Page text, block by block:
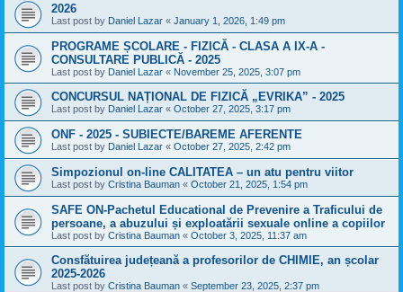
2026
Last post by Daniel Lazar « January 1, 2026, 1:49 pm
PROGRAME ȘCOLARE - FIZICĂ - CLASA A IX-A -
CONSULTARE PUBLICĂ - 2025
Last post by Daniel Lazar « November 25, 2025, 3:07 pm
CONCURSUL NAȚIONAL DE FIZICĂ „EVRIKA” - 2025
Last post by Daniel Lazar « October 27, 2025, 3:17 pm
ONF - 2025 - SUBIECTE/BAREME AFERENTE
Last post by Daniel Lazar « October 27, 2025, 2:42 pm
Simpozionul on-line CALITATEA – un atu pentru viitor
Last post by Cristina Bauman « October 21, 2025, 1:54 pm
SAFE ON-Pachetul Educational de Prevenire a Traficului de
persoane, a abuzului și exploatării sexuale online a copiilor
Last post by Cristina Bauman « October 3, 2025, 11:37 am
Consfătuirea județeană a profesorilor de CHIMIE, an școlar
2025-2026
Last post by Cristina Bauman « September 23, 2025, 2:37 pm